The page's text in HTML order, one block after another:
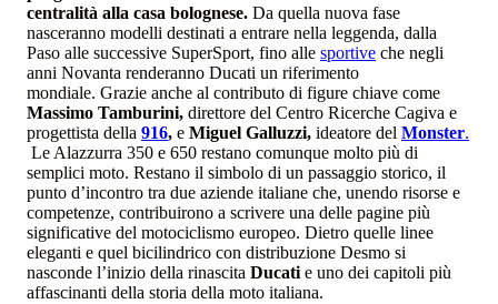
centralità alla casa bolognese. Da quella nuova fase
nasceranno modelli destinati a entrare nella leggenda, dalla
Paso alle successive SuperSport, fino alle sportive che negli
anni Novanta renderanno Ducati un riferimento
mondiale. Grazie anche al contributo di figure chiave come
Massimo Tamburini, direttore del Centro Ricerche Cagiva e
progettista della 916, e Miguel Galluzzi, ideatore del Monster.
Le Alazzurra 350 e 650 restano comunque molto più di
semplici moto. Restano il simbolo di un passaggio storico, il
punto d’incontro tra due aziende italiane che, unendo risorse e
competenze, contribuirono a scrivere una delle pagine più
significative del motociclismo europeo. Dietro quelle linee
eleganti e quel bicilindrico con distribuzione Desmo si
nasconde l’inizio della rinascita Ducatie uno dei capitoli più
affascinanti della storia della moto italiana.